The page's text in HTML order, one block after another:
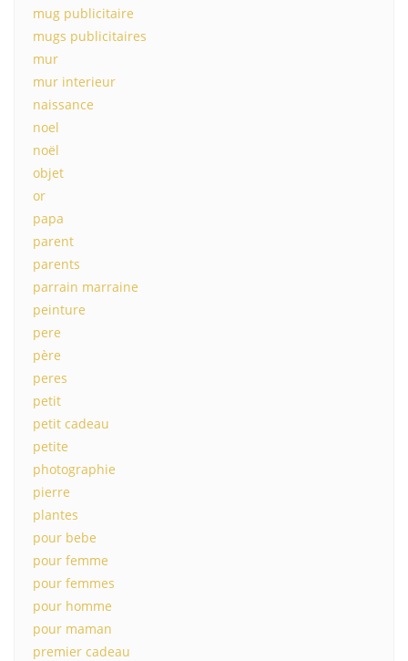
mug publicitaire
mugs publicitaires
mur
mur interieur
naissance
noel
noël
objet
or
papa
parent
parents
parrain marraine
peinture
pere
père
peres
petit
petit cadeau
petite
photographie
pierre
plantes
pour bebe
pour femme
pour femmes
pour homme
pour maman
premier cadeau